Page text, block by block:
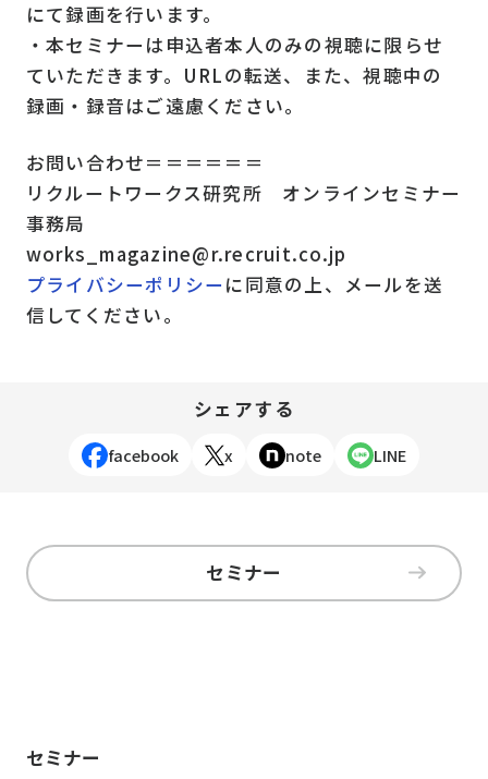
にて録画を行います。
・本セミナーは申込者本人のみの視聴に限らせ
ていただきます。URLの転送、また、視聴中の
録画・録音はご遠慮ください。
お問い合わせ＝＝＝＝＝＝
リクルートワークス研究所 オンラインセミナー
事務局
works_magazine@r.recruit.co.jp
プライバシーポリシー に同意の上、メールを送
信してください。
シェアする
facebook x note LINE
セミナー
セミナー